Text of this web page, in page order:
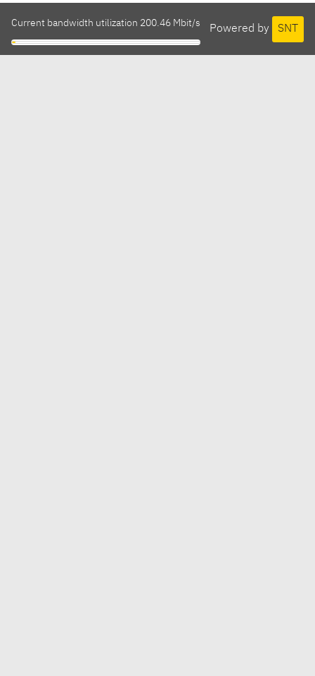
Powered by SNT
Current bandwidth utilization 200.46 Mbit/s